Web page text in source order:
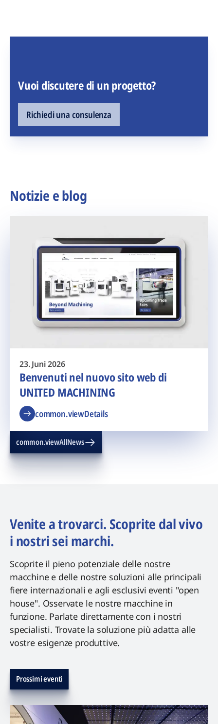
Vuoi discutere di un progetto?
Richiedi una consulenza
Notizie e blog
23. Juni 2026
Benvenuti nel nuovo sito web di
UNITED MACHINING
common.viewDetails
common.viewAllNews
Venite a trovarci. Scoprite dal vivo
i nostri sei marchi.
Scoprite il pieno potenziale delle nostre
macchine e delle nostre soluzioni alle principali
fiere internazionali e agli esclusivi eventi "open
house". Osservate le nostre macchine in
funzione. Parlate direttamente con i nostri
specialisti. Trovate la soluzione più adatta alle
vostre esigenze produttive.
Prossimi eventi